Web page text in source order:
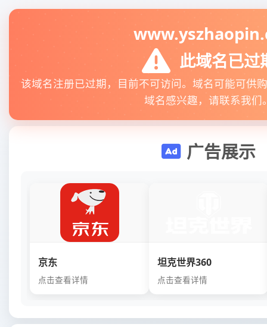
此域名已过
该域名注册已过期，目前不可访问。域名可能可供
域名感兴趣，请联系我们
广告展示
京东
点击查看详情
坦克世界360
点击查看详情